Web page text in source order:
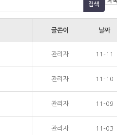
글쓴이 날짜
관리자 11-11
관리자 11-10
관리자 11-09
관리자 11-03